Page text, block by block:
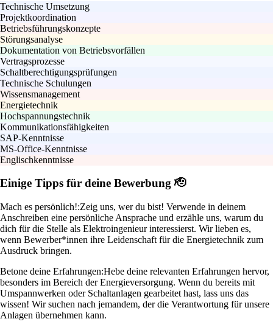
Technische Umsetzung
Projektkoordination
Betriebsführungskonzepte
Störungsanalyse
Dokumentation von Betriebsvorfällen
Vertragsprozesse
Schaltberechtigungsprüfungen
Technische Schulungen
Wissensmanagement
Energietechnik
Hochspannungstechnik
Kommunikationsfähigkeiten
SAP-Kenntnisse
MS-Office-Kenntnisse
Englischkenntnisse
Einige Tipps für deine Bewerbung 🫡
Mach es persönlich!:Zeig uns, wer du bist! Verwende in deinem
Anschreiben eine persönliche Ansprache und erzähle uns, warum du
dich für die Stelle als Elektroingenieur interessierst. Wir lieben es,
wenn Bewerber*innen ihre Leidenschaft für die Energietechnik zum
Ausdruck bringen.
Betone deine Erfahrungen:Hebe deine relevanten Erfahrungen hervor,
besonders im Bereich der Energieversorgung. Wenn du bereits mit
Umspannwerken oder Schaltanlagen gearbeitet hast, lass uns das
wissen! Wir suchen nach jemandem, der die Verantwortung für unsere
Anlagen übernehmen kann.